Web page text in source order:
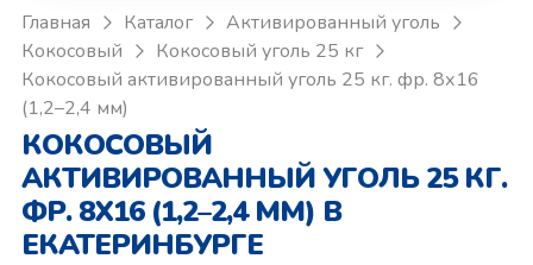
Главная Каталог
Активированный уголь
Кокосовый
Кокосовый уголь 25 кг
Кокосовый активированный уголь 25 кг. фр. 8х16
(1,2–2,4 мм)
КОКОСОВЫЙ
АКТИВИРОВАННЫЙ УГОЛЬ 25 КГ.
ФР. 8Х16 (1,2–2,4 ММ) В
ЕКАТЕРИНБУРГЕ